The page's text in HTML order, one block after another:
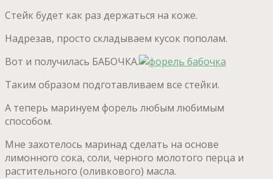
Стейк будет как раз держаться на коже.
Надрезав, просто складываем кусок пополам.
Вот и получилась БАБОЧКА.
Таким образом подготавливаем все стейки.
А теперь маринуем форель любым любимым
способом.
Мне захотелось маринад сделать на основе
лимонного сока, соли, черного молотого перца и
растительного (оливкового) масла.